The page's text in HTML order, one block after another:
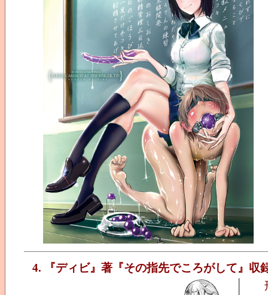
4. 『ディビ』著『その指先でころがして』収